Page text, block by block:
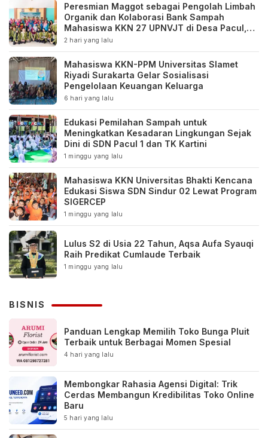
Peresmian Maggot sebagai Pengolah Limbah
Organik dan Kolaborasi Bank Sampah
Mahasiswa KKN 27 UPNVJT di Desa Pacul,
Bojonegoro
2 hari yang lalu
Mahasiswa KKN-PPM Universitas Slamet
Riyadi Surakarta Gelar Sosialisasi
Pengelolaan Keuangan Keluarga
6 hari yang lalu
Edukasi Pemilahan Sampah untuk
Meningkatkan Kesadaran Lingkungan Sejak
Dini di SDN Pacul 1 dan TK Kartini
1 minggu yang lalu
Mahasiswa KKN Universitas Bhakti Kencana
Edukasi Siswa SDN Sindur 02 Lewat Program
SIGERCEP
1 minggu yang lalu
Lulus S2 di Usia 22 Tahun, Aqsa Aufa Syauqi
Raih Predikat Cumlaude Terbaik
1 minggu yang lalu
BISNIS
Panduan Lengkap Memilih Toko Bunga Pluit
Terbaik untuk Berbagai Momen Spesial
4 hari yang lalu
Membongkar Rahasia Agensi Digital: Trik
Cerdas Membangun Kredibilitas Toko Online
Baru
5 hari yang lalu